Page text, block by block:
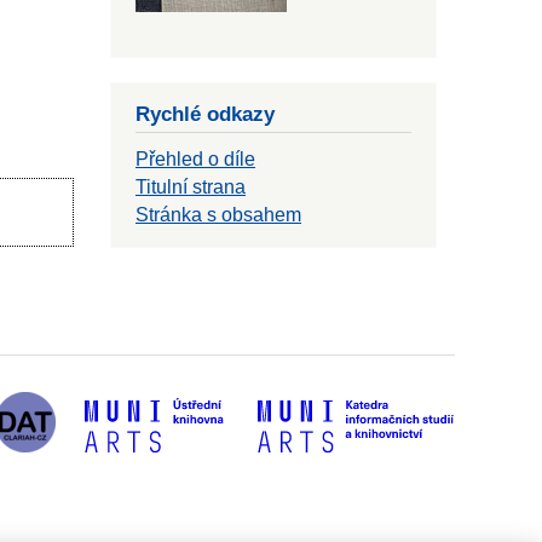
Rychlé odkazy
Přehled o díle
Titulní strana
Stránka s obsahem